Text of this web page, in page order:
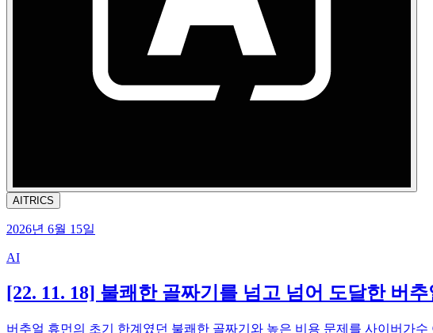
AITRICS
2026년 6월 15일
AI
[22. 11. 18] 불쾌한 골짜기를 넘고 넘어 도달한 버추
버추얼 휴먼의 초기 한계였던 불쾌한 골짜기와 높은 비용 문제를 사이버가